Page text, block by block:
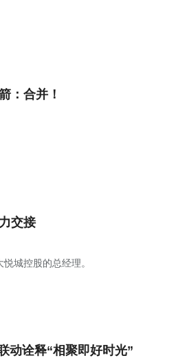
：合并！
交接
城控股的总经理。
动诠释“相聚即好时光”